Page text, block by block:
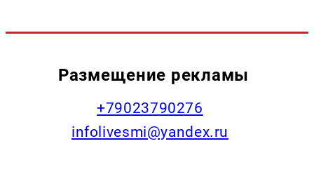
Размещение рекламы
+79023790276
infolivesmi@yandex.ru